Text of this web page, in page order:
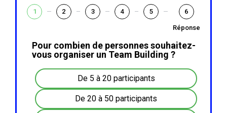
1 2 3 4 5 6
Réponse
Pour combien de personnes souhaitez-
vous organiser un Team Building ?
De 5 à 20 participants
De 20 à 50 participants